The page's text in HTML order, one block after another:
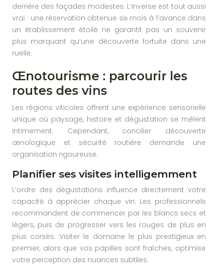
derrière des façades modestes. L’inverse est tout aussi
vrai : une réservation obtenue six mois à l’avance dans
un établissement étoilé ne garantit pas un souvenir
plus marquant qu’une découverte fortuite dans une
ruelle.
Œnotourisme : parcourir les
routes des vins
Les régions viticoles offrent une expérience sensorielle
unique où paysage, histoire et dégustation se mêlent
intimement. Cependant, concilier découverte
œnologique et sécurité routière demande une
organisation rigoureuse.
Planifier ses visites intelligemment
L’ordre des dégustations influence directement votre
capacité à apprécier chaque vin. Les professionnels
recommandent de commencer par les blancs secs et
légers, puis de progresser vers les rouges de plus en
plus corsés. Visiter le domaine le plus prestigieux en
premier, alors que vos papilles sont fraîches, optimise
votre perception des nuances subtiles.